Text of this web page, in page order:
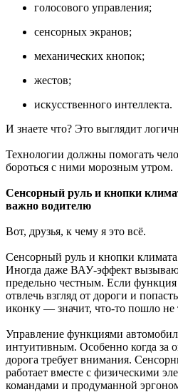
голосового управления;
сенсорных экранов;
механических кнопок;
жестов;
искусственного интеллекта.
И знаете что? Это выглядит
Технологии должны помогать
бороться с ними морозным утром.
Сенсорный руль и кнопки
важно водителю
Вот, друзья, к чему я это всё.
Сенсорный руль и кнопки
Иногда даже ВАУ-эффект
предельно честным. Если функция
отвлечь взгляд от дороги и
иконку — значит, что-то пошло не
Управление функциями
интуитивным. Особенно когда за
дорога требует внимания.
работает вместе с физическими
командами и продуманной